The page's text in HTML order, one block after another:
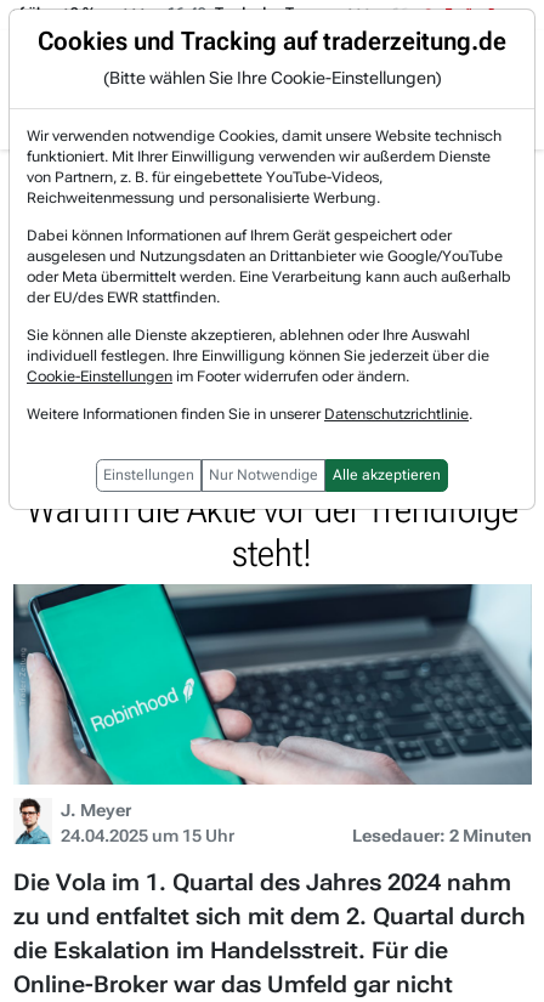
Trading-Room
über +3 %. 16:49 Trade des Tages 16:44 Trade des Tages
Gratis Account Login
Jetzt registrieren und gratis Artikel lesen.
Bereits bei TraderFox registriert? Jetzt anmelden!
Home Börsen-Nachrichten
Trading-Room-Notizen
Robinhood: Die Peergroup Charles Schwab und Flatex...
Robinhood Markets Watchlist
Robinhood: Die Peergroup Charles
Schwab und FlatexDegiro berichtete
von einem starken 1. Quartal.
Warum die Aktie vor der Trendfolge
steht!
J. Meyer
24.04.2025 um 15 Uhr
Lesedauer: 2 Minuten
Die Vola im 1. Quartal des Jahres 2024 nahm
zu und entfaltet sich mit dem 2. Quartal durch
die Eskalation im Handelsstreit. Für die
Online-Broker war das Umfeld gar nicht
Cookies und Tracking auf traderzeitung.de
(Bitte wählen Sie Ihre Cookie-Einstellungen)
Wir verwenden notwendige Cookies, damit unsere Website technisch
funktioniert. Mit Ihrer Einwilligung verwenden wir außerdem Dienste
von Partnern, z. B. für eingebettete YouTube-Videos,
Reichweitenmessung und personalisierte Werbung.
Dabei können Informationen auf Ihrem Gerät gespeichert oder
ausgelesen und Nutzungsdaten an Drittanbieter wie Google/YouTube
oder Meta übermittelt werden. Eine Verarbeitung kann auch außerhalb
der EU/des EWR stattfinden.
Sie können alle Dienste akzeptieren, ablehnen oder Ihre Auswahl
individuell festlegen. Ihre Einwilligung können Sie jederzeit über die
Cookie-Einstellungen im Footer widerrufen oder ändern.
Weitere Informationen finden Sie in unserer Datenschutzrichtlinie.
Einstellungen Nur Notwendige Alle akzeptieren